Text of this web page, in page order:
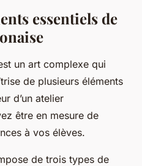
essentiels de
un art complexe qui
de plusieurs éléments
d’un atelier
être en mesure de
à vos élèves.
de trois types de